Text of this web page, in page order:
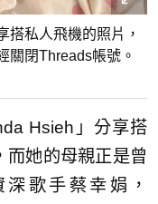
搭私人飛機的照片，
關閉Threads帳號。
Hsieh」分享搭
而她的母親正是曾
歌手蔡幸娟，